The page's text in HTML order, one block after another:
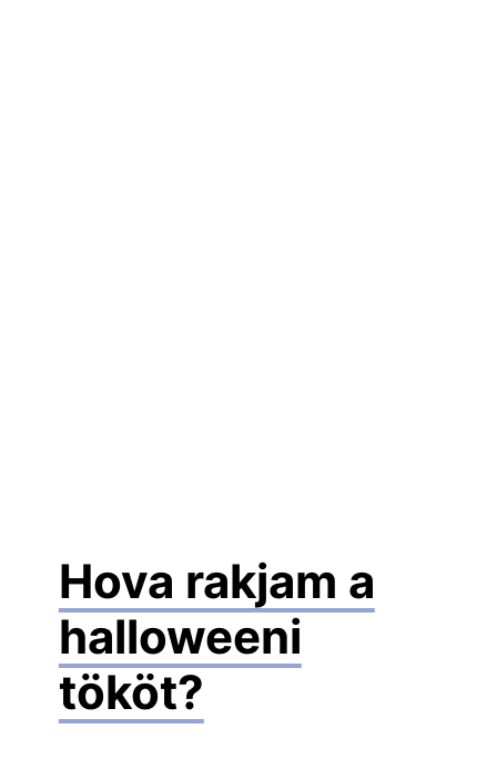
Hova rakjam a
halloweeni
tököt?